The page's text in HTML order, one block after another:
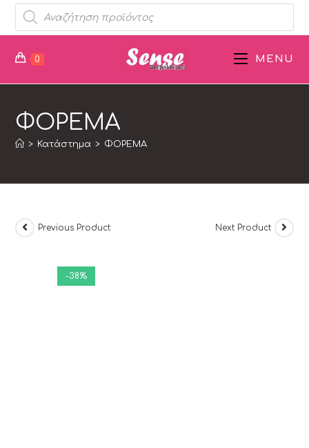
0 MENU
ΦΟΡΕΜΑ
> Κατάστημα > ΦΟΡΕΜΑ
-38%
Previous Product Next Product